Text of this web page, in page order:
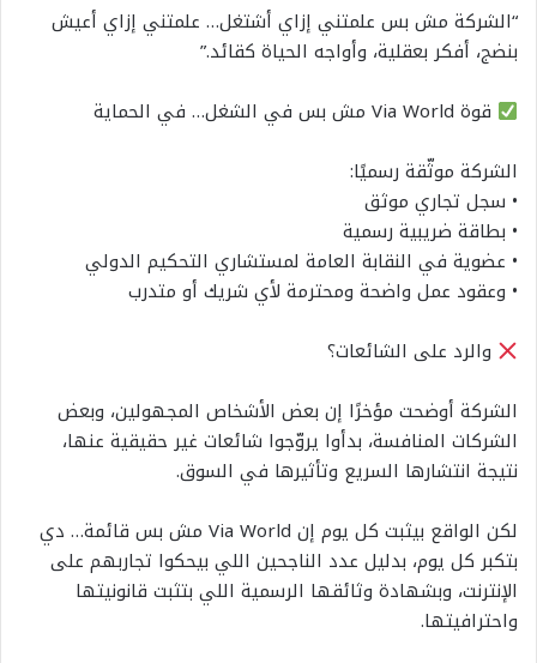
“الشركة مش بس علمتني إزاي أشتغل… علمتني إزاي أعيش
بنضج، أفكر بعقلية، وأواجه الحياة كقائد.”
قوة Via World مش بس في الشغل… في الحماية
الشركة موثّقة رسميًا:
• سجل تجاري موثق
• بطاقة ضريبية رسمية
• عضوية في النقابة العامة لمستشاري التحكيم الدولي
• وعقود عمل واضحة ومحترمة لأي شريك أو متدرب
والرد على الشائعات؟
الشركة أوضحت مؤخرًا إن بعض الأشخاص المجهولين، وبعض
الشركات المنافسة، بدأوا يروّجوا شائعات غير حقيقية عنها،
نتيجة انتشارها السريع وتأثيرها في السوق.
لكن الواقع بيثبت كل يوم إن Via World مش بس قائمة… دي
بتكبر كل يوم، بدليل عدد الناجحين اللي بيحكوا تجاربهم على
الإنترنت، وبشهادة وثائقها الرسمية اللي بتثبت قانونيتها
واحترافيتها.